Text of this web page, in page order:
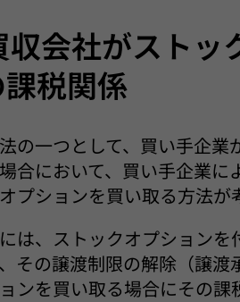
収会社がストッ
税関係
の一つとして、買い手企
合において、買い手企業
プションを買い取る方法が
は、ストックオプション
その譲渡制限の解除（譲
ンを買い取る場合にその課